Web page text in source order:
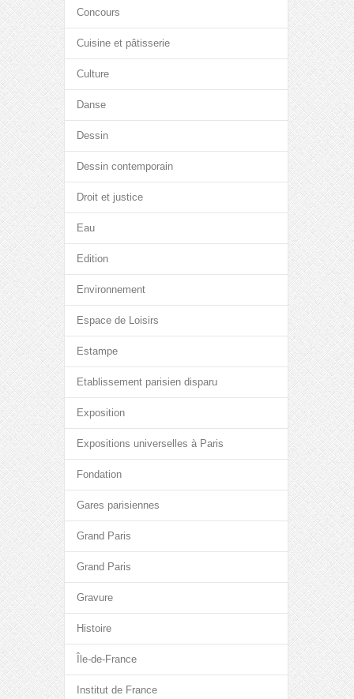
Concours
Cuisine et pâtisserie
Culture
Danse
Dessin
Dessin contemporain
Droit et justice
Eau
Edition
Environnement
Espace de Loisirs
Estampe
Etablissement parisien disparu
Exposition
Expositions universelles à Paris
Fondation
Gares parisiennes
Grand Paris
Grand Paris
Gravure
Histoire
Île-de-France
Institut de France